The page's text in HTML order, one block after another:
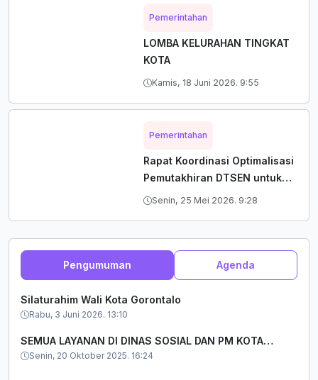
Pemerintahan
LOMBA KELURAHAN TINGKAT
KOTA
Kamis, 18 Juni 2026. 9:55
Pemerintahan
Rapat Koordinasi Optimalisasi
Pemutakhiran DTSEN untuk
Mendukung Penyaluran
Senin, 25 Mei 2026. 9:28
Pengumuman Agenda
Silaturahim Wali Kota Gorontalo
Rabu, 3 Juni 2026. 13:10
SEMUA LAYANAN DI DINAS SOSIAL DAN PM KOTA
GORONTALO GRATIS
Senin, 20 Oktober 2025. 16:24